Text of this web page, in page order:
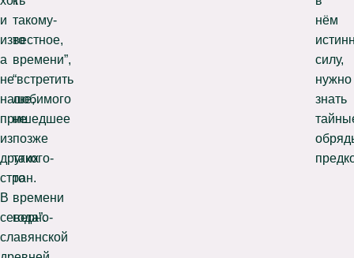
и
известное,
а
не
наше,
пришедшее
из
других
стран.
В
северно-
славянской
такому-
то
времени”,
“встретить
любимого
не
позже
такого-
то
времени
года”.
нём
силу,
нужно
знать